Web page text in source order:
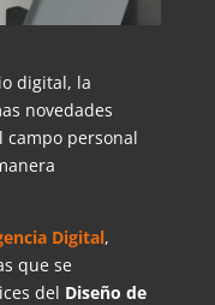
digital, la
novedades
campo personal
Digital,
que se
del Diseño de